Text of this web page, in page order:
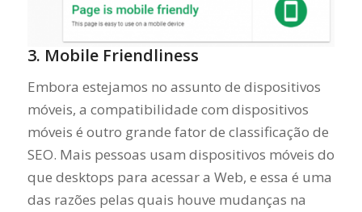
3. Mobile Friendliness
Embora estejamos no assunto de dispositivos
móveis, a compatibilidade com dispositivos
móveis é outro grande fator de classificação de
SEO. Mais pessoas usam dispositivos móveis do
que desktops para acessar a Web, e essa é uma
das razões pelas quais houve mudanças na